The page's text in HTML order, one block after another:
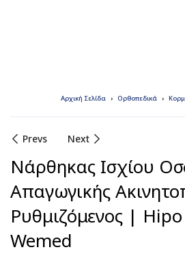
Αρχική Σελίδα Ορθοπεδικά
Prevs Next
Νάρθηκας Ισχίου
Απαγωγικής
Ρυθμιζόμενος |
Wemed